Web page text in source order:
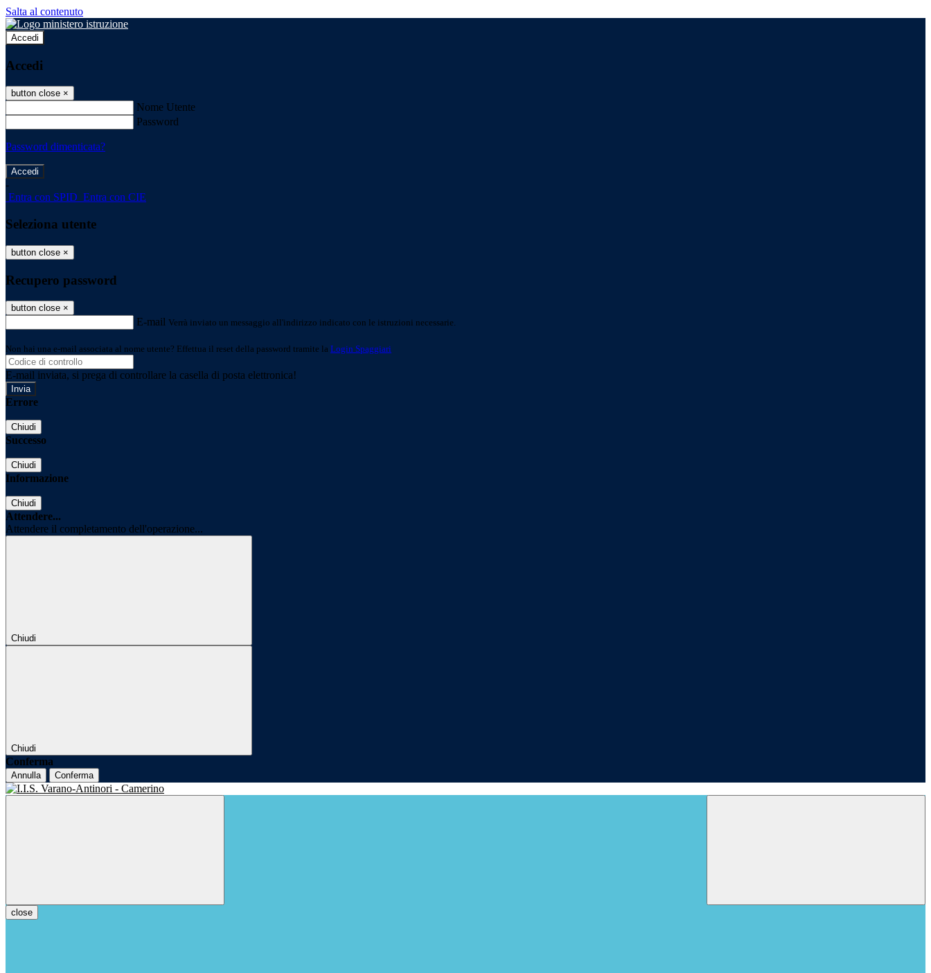
Salta al contenuto
Accedi
Accedi
button close ×
Nome Utente
Password
Password dimenticata?
-
Entra con SPID Entra con CIE
Seleziona utente
button close ×
Recupero password
button close ×
E-mail Verrà inviato un messaggio all'indirizzo indicato con le istruzioni necessarie.
Non hai una e-mail associata al nome utente? Effettua il reset della password tramite la Login Spaggiari
E-mail inviata, si prega di controllare la casella di posta elettronica!
Errore
Chiudi
Successo
Chiudi
Informazione
Chiudi
Attendere...
Attendere il completamento dell'operazione...
Chiudi
Chiudi
Conferma
Annulla Conferma
close